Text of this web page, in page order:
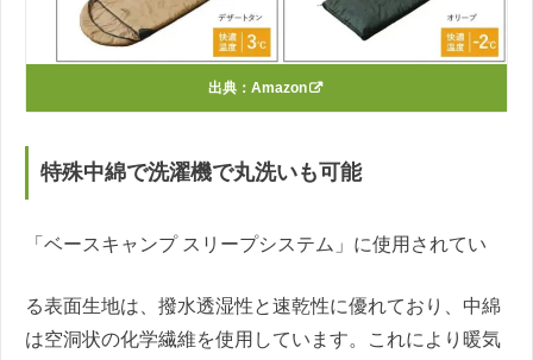
出典： Amazon
特殊中綿で洗濯機で丸洗いも可能
「ベースキャンプ スリープシステム」に使用されてい
る表面生地は、撥水透湿性と速乾性に優れており、中綿
は空洞状の化学繊維を使用しています。これにより暖気